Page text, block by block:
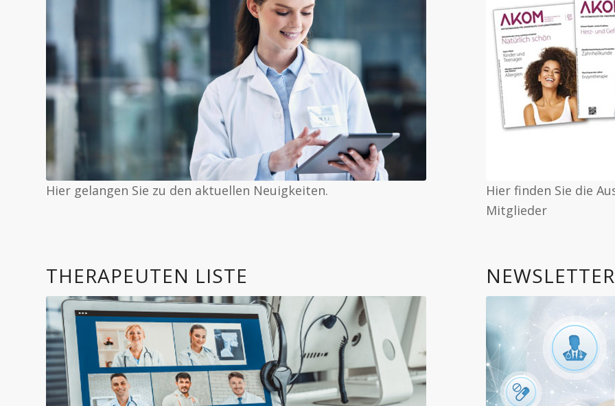
Hier gelangen Sie zu den aktuellen Neuigkeiten.
Hier finden Sie die
Mitglieder
THERAPEUTEN LISTE NEWSLETTER